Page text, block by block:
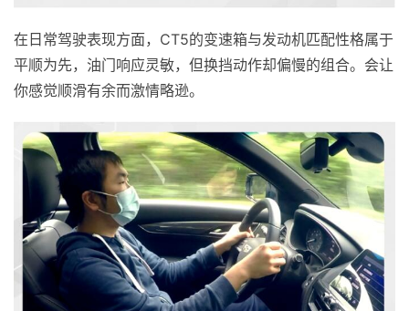
在日常驾驶表现方面，CT5的变速箱与发动机匹配性格属于
平顺为先，油门响应灵敏，但换挡动作却偏慢的组合。会让
你感觉顺滑有余而激情略逊。